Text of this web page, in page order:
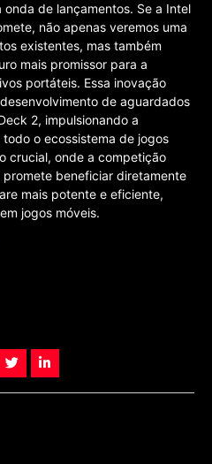
de lançamentos. Se a Intel
não apenas veremos uma
existentes, mas também
mais promissor para a
portáteis. Essa inovação
de aguardados
2, impulsionando a
o ecossistema de jogos
crucial, onde a competição
beneficiar diretamente
mais potente e eficiente,
jogos móveis.